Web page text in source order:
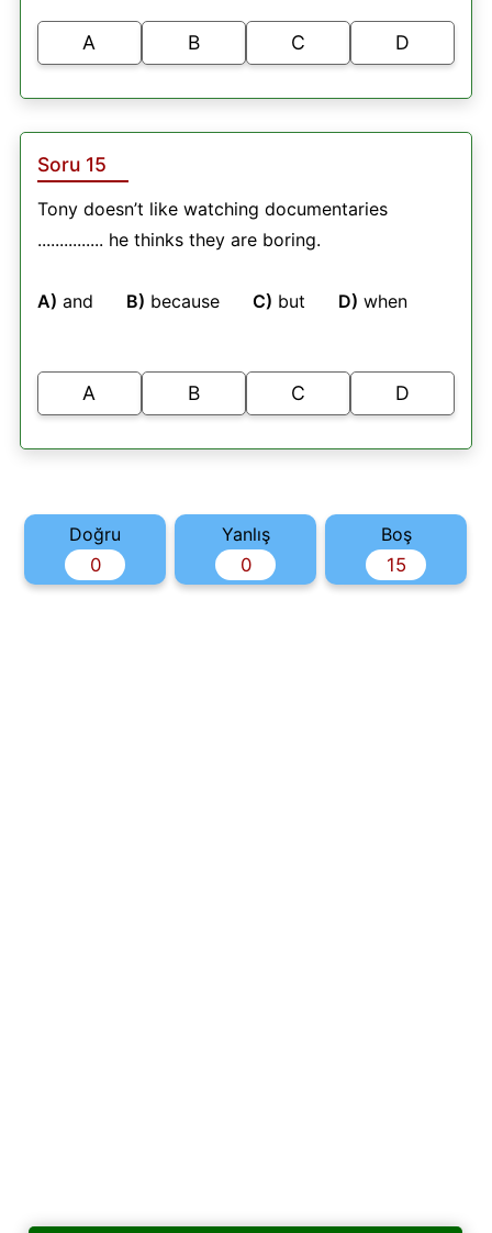
A B C D
Soru 15
Tony doesn’t like watching documentaries
............... he thinks they are boring.
A) and B) because C) but D) when
A B C D
Doğru
0
Yanlış
0
Boş
15